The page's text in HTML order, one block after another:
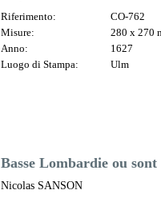
Riferimento:
CO-762
Misure:
280 x 270
Anno:
1627
Luogo di Stampa:
Ulm
Basse Lombardie ou
Nicolas SANSON